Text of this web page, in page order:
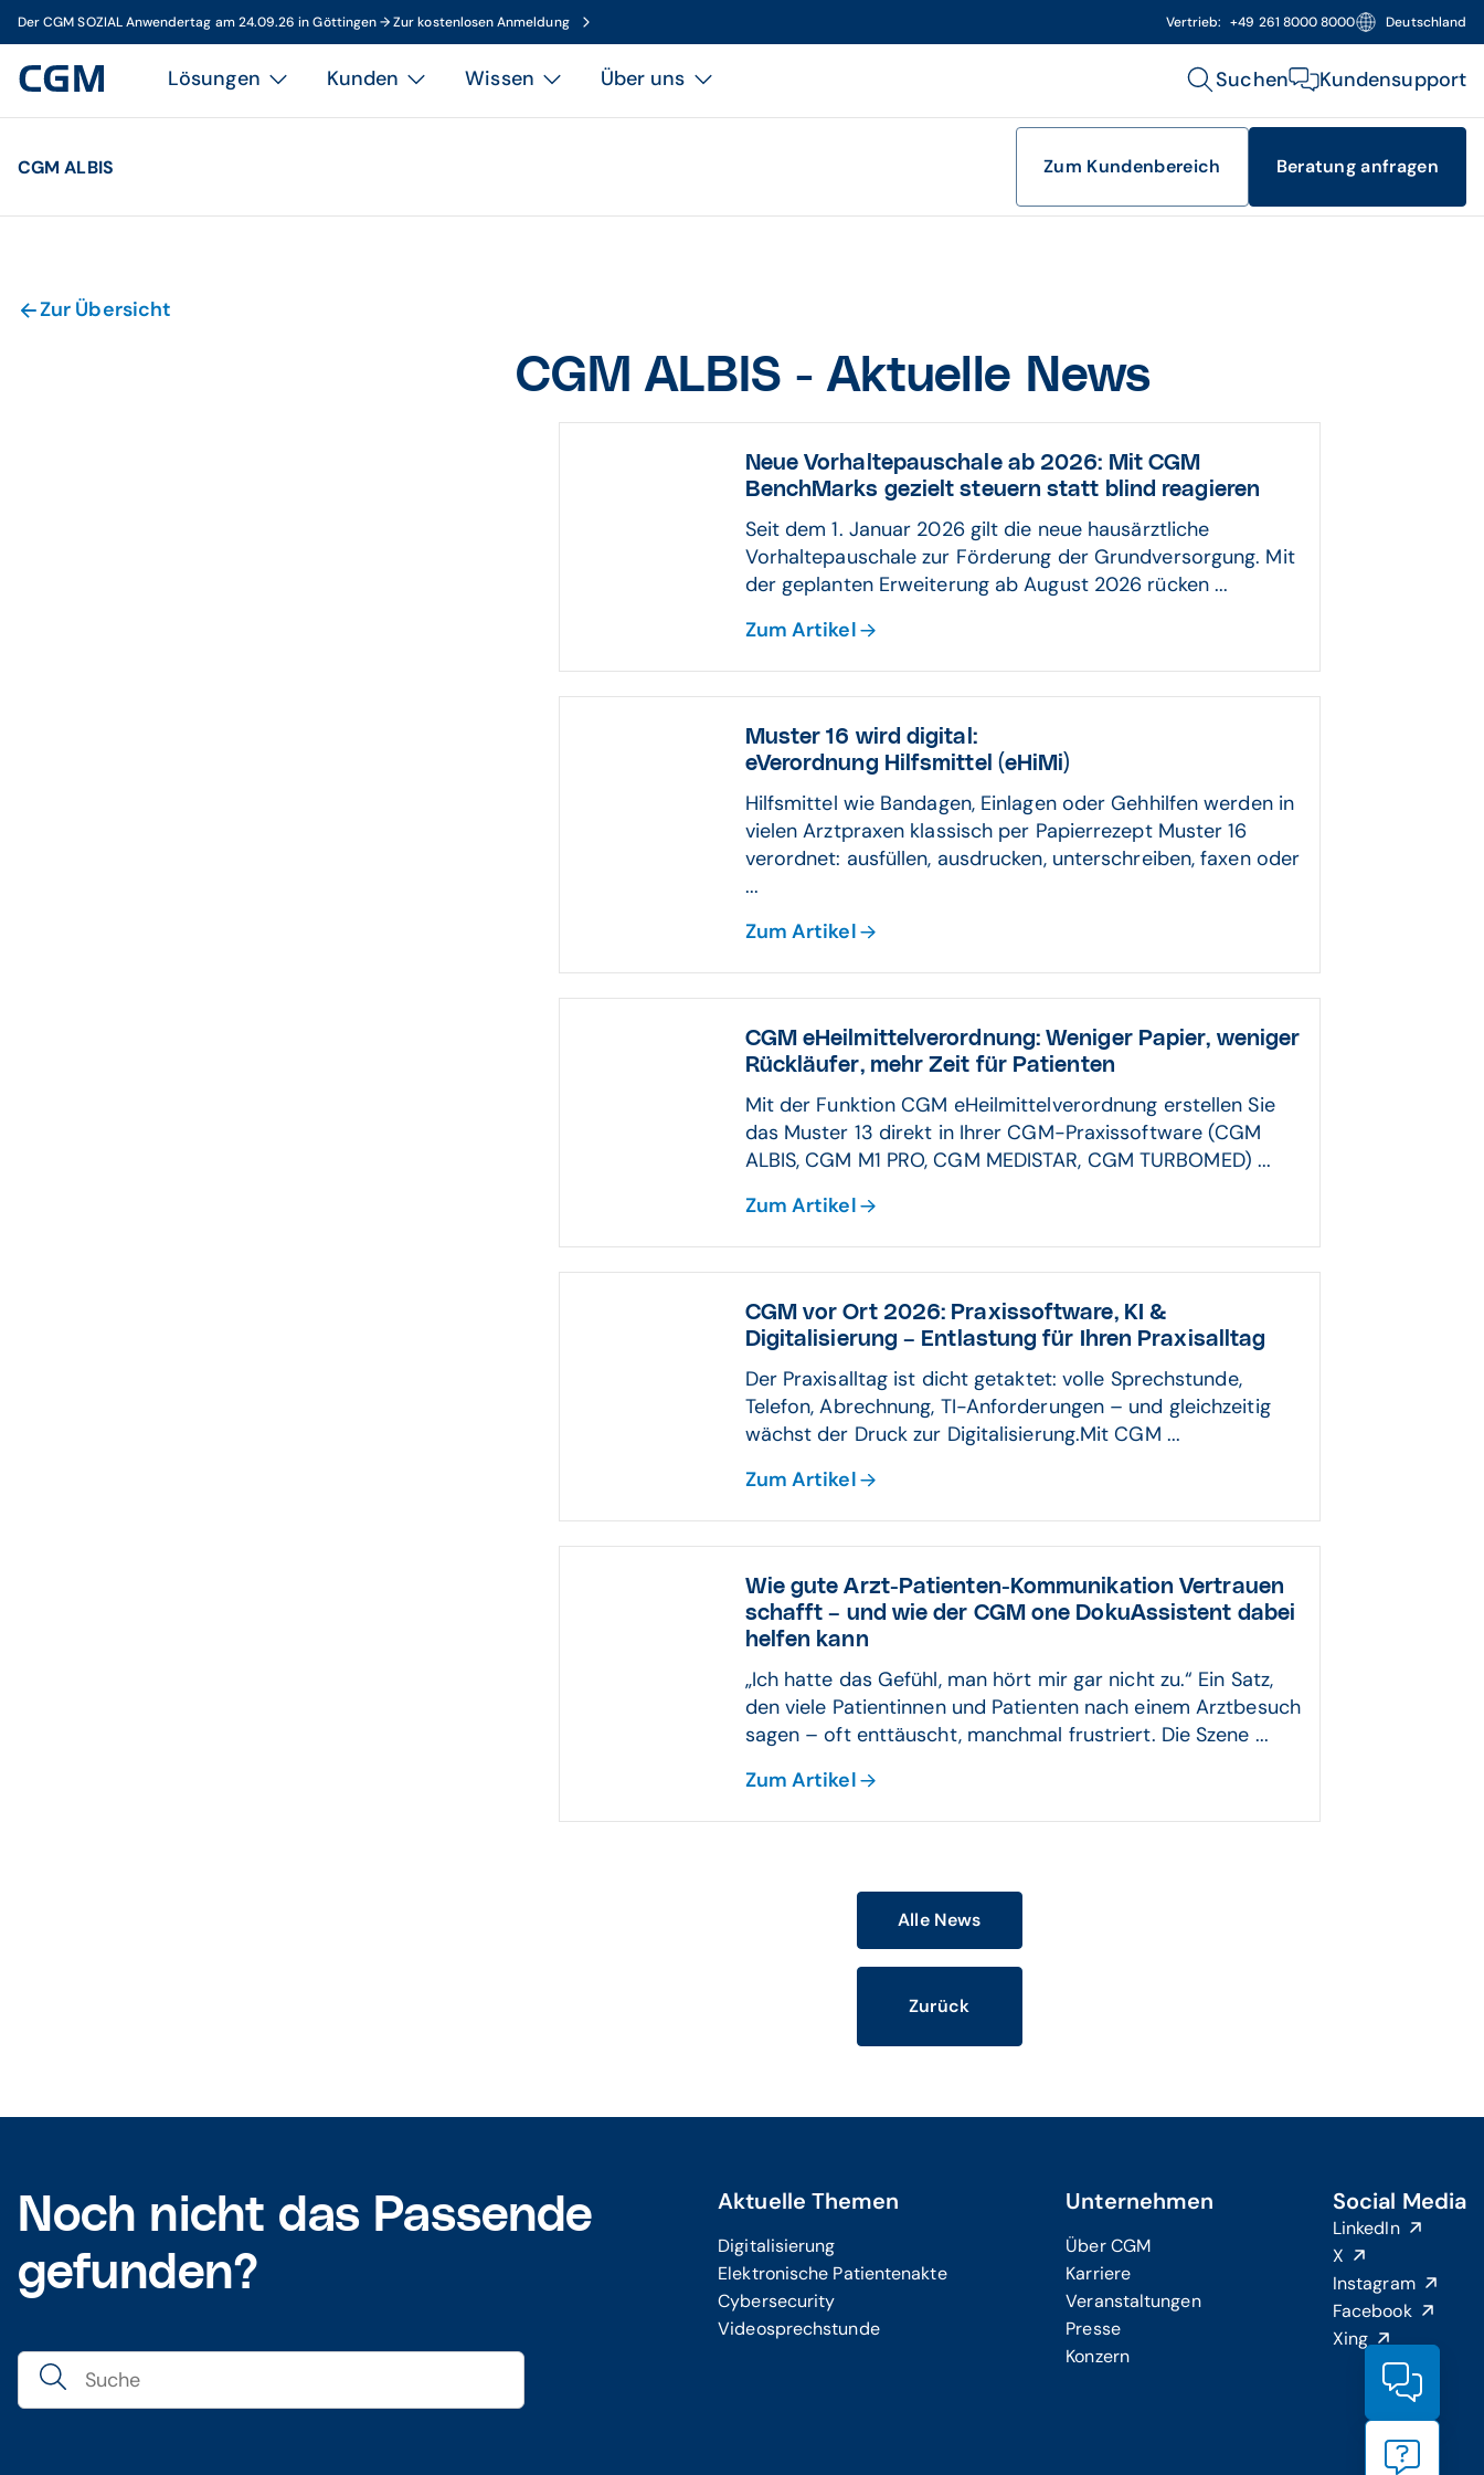
Der CGM SOZIAL Anwendertag am 24.09.26 in Göttingen → Zur kostenlosen Anmeldung Vertrieb: +49 261 8000 8000 Deutschland
Lösungen Kunden Wissen Über uns Suchen Kundensupport
CGM ALBIS Zum Kundenbereich Beratung anfragen
Zur Übersicht
CGM ALBIS - Aktuelle News
Neue Vorhaltepauschale ab 2026: Mit CGM
BenchMarks gezielt steuern statt blind reagieren
Seit dem 1. Januar 2026 gilt die neue hausärztliche
Vorhaltepauschale zur Förderung der Grundversorgung. Mit
der geplanten Erweiterung ab August 2026 rücken ...
Zum Artikel
Muster 16 wird digital:
eVerordnung Hilfsmittel (eHiMi)
Hilfsmittel wie Bandagen, Einlagen oder Gehhilfen werden in
vielen Arztpraxen klassisch per Papierrezept Muster 16
verordnet: ausfüllen, ausdrucken, unterschreiben, faxen oder
...
Zum Artikel
CGM eHeilmittelverordnung: Weniger Papier, weniger
Rückläufer, mehr Zeit für Patienten
Mit der Funktion CGM eHeilmittelverordnung erstellen Sie
das Muster 13 direkt in Ihrer CGM-Praxissoftware (CGM
ALBIS, CGM M1 PRO, CGM MEDISTAR, CGM TURBOMED) ...
Zum Artikel
CGM vor Ort 2026: Praxissoftware, KI &
Digitalisierung – Entlastung für Ihren Praxisalltag
Der Praxisalltag ist dicht getaktet: volle Sprechstunde,
Telefon, Abrechnung, TI-Anforderungen – und gleichzeitig
wächst der Druck zur Digitalisierung.Mit CGM ...
Zum Artikel
Wie gute Arzt-Patienten-Kommunikation Vertrauen
schafft – und wie der CGM one DokuAssistent dabei
helfen kann
„Ich hatte das Gefühl, man hört mir gar nicht zu.“ Ein Satz,
den viele Patientinnen und Patienten nach einem Arztbesuch
sagen – oft enttäuscht, manchmal frustriert. Die Szene ...
Zum Artikel
Alle News
Zurück
Noch nicht das Passende
gefunden?
Aktuelle Themen
Digitalisierung
Elektronische Patientenakte
Cybersecurity
Videosprechstunde
Unternehmen
Über CGM
Karriere
Veranstaltungen
Presse
Konzern
Social Media
LinkedIn
X
Instagram
Facebook
Xing